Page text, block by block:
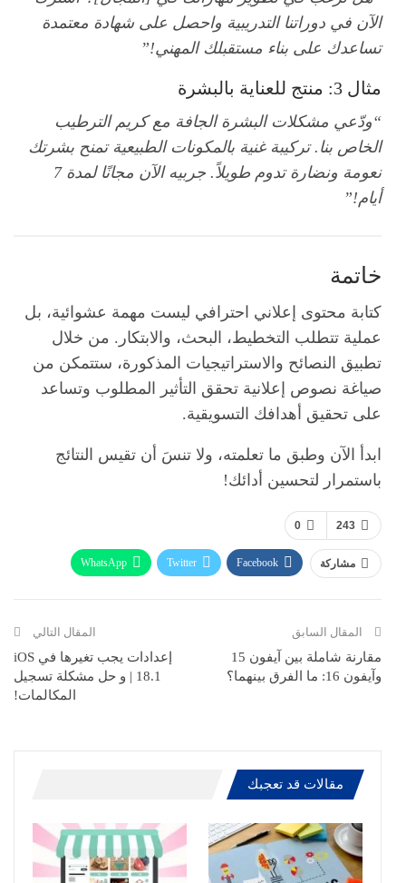
الآن في دوراتنا التدريبية واحصل على شهادة معتمدة
تساعدك على بناء مستقبلك المهني!”
مثال 3: منتج للعناية بالبشرة
“ودّعي مشكلات البشرة الجافة مع كريم الترطيب
الخاص بنا. تركيبة غنية بالمكونات الطبيعية تمنح بشرتك
نعومة ونضارة تدوم طويلاً. جربيه الآن مجانًا لمدة 7
أيام!”
خاتمة
كتابة محتوى إعلاني احترافي ليست مهمة عشوائية، بل
عملية تتطلب التخطيط، البحث، والابتكار. من خلال
تطبيق النصائح والاستراتيجيات المذكورة، ستتمكن من
صياغة نصوص إعلانية تحقق التأثير المطلوب وتساعد
على تحقيق أهدافك التسويقية.
ابدأ الآن وطبق ما تعلمته، ولا تنسَ أن تقيس النتائج
باستمرار لتحسين أدائك!
0 243
مشاركة Facebook
Twitter
WhatsApp
االبريد الالكتروني
المقال السابق
مقارنة شاملة بين آيفون 15
وآيفون 16: ما الفرق بينهما؟
المقال التالي
إعدادات يجب تغيرها في iOS
18.1 | و حل مشكلة تسجيل
المكالمات!
مقالات قد تعجبك